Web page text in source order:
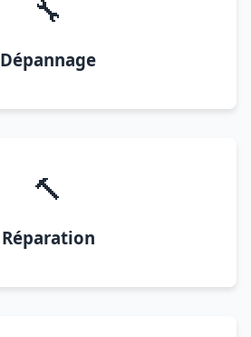
🔧
Dépannage
🔨
Réparation